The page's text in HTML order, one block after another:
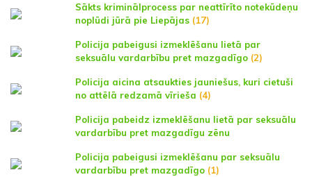
Sākts kriminālprocess par neattīrīto notekūdeņu
noplūdi jūrā pie Liepājas (17)
Policija pabeigusi izmeklēšanu lietā par
seksuālu vardarbību pret mazgadīgo (2)
Policija aicina atsaukties jauniešus, kuri cietuši
no attēlā redzamā vīrieša (4)
Policija pabeidz izmeklēšanu lietā par seksuālu
vardarbību pret mazgadīgu zēnu
Policija pabeigusi izmeklēšanu par seksuālu
vardarbību pret mazgadīgo (1)